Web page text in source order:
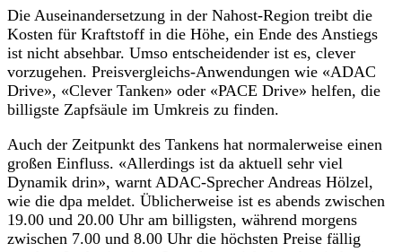
Die Auseinandersetzung in der Nahost-Region treibt die
Kosten für Kraftstoff in die Höhe, ein Ende des Anstiegs
ist nicht absehbar. Umso entscheidender ist es, clever
vorzugehen. Preisvergleichs-Anwendungen wie «ADAC
Drive», «Clever Tanken» oder «PACE Drive» helfen, die
billigste Zapfsäule im Umkreis zu finden.
Auch der Zeitpunkt des Tankens hat normalerweise einen
großen Einfluss. «Allerdings ist da aktuell sehr viel
Dynamik drin», warnt ADAC-Sprecher Andreas Hölzel,
wie die dpa meldet. Üblicherweise ist es abends zwischen
19.00 und 20.00 Uhr am billigsten, während morgens
zwischen 7.00 und 8.00 Uhr die höchsten Preise fällig